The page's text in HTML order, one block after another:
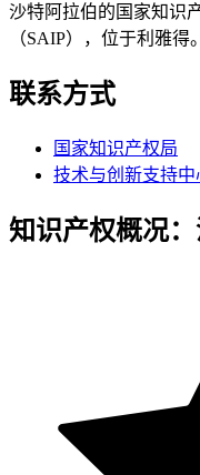
沙特阿拉伯的国家知识
（SAIP），位于利雅得。
联系方式
国家知识产权局
技术与创新支持中
知识产权概况